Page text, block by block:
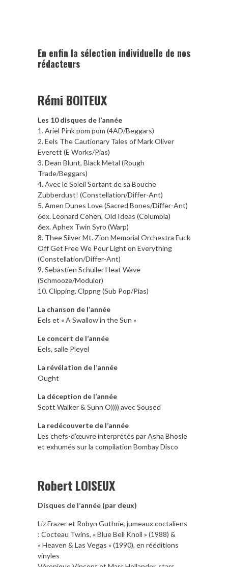
En enfin la sélection individuelle de nos
rédacteurs
Rémi BOITEUX
Les 10 disques de l’année
1. Ariel Pink pom pom (4AD/Beggars)
2. Eels The Cautionary Tales of Mark Oliver
Everett (E Works/Pias)
3. Dean Blunt, Black Metal (Rough
Trade/Beggars)
4. Avec le Soleil Sortant de sa Bouche
Zubberdust! (Constellation/Differ-Ant)
5. Amen Dunes Love (Sacred Bones/Differ-Ant)
6ex. Leonard Cohen, Old Ideas (Columbia)
6ex. Aphex Twin Syro (Warp)
8. Thee Silver Mt. Zion Memorial Orchestra Fuck
Off Get Free We Pour Light on Everything
(Constellation/Differ-Ant)
9. Sebastien Schuller Heat Wave
(Schmooze/Modulor)
10. Clipping. Clppng (Sub Pop/Pias)
La chanson de l’année
Eels et « A Swallow in the Sun »
Le concert de l’année
Eels, salle Pleyel
La révélation de l’année
Ought
La déception de l’année
Scott Walker & Sunn O)))) avec Soused
La redécouverte de l’année
Les chefs-d’œuvre interprétés par Asha Bhosle
et exhumés sur la compilation Bombay Disco
Robert LOISEUX
Disques de l’année (par deux)
Liz Frazer et Robyn Guthrie, jumeaux coctaliens
: Cocteau Twins, « Blue Bell Knoll » (1988) &
« Heaven & Las Vegas » (1990), en rééditions
vinyles